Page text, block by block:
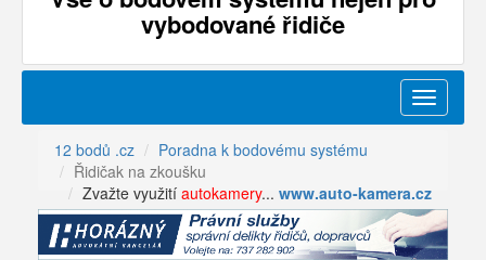
vybodované řidiče
Menu
12 bodů .cz
Poradna k bodovému systému
Řidičak na zkoušku
Zvažte využití autokamery... www.auto-kamera.cz